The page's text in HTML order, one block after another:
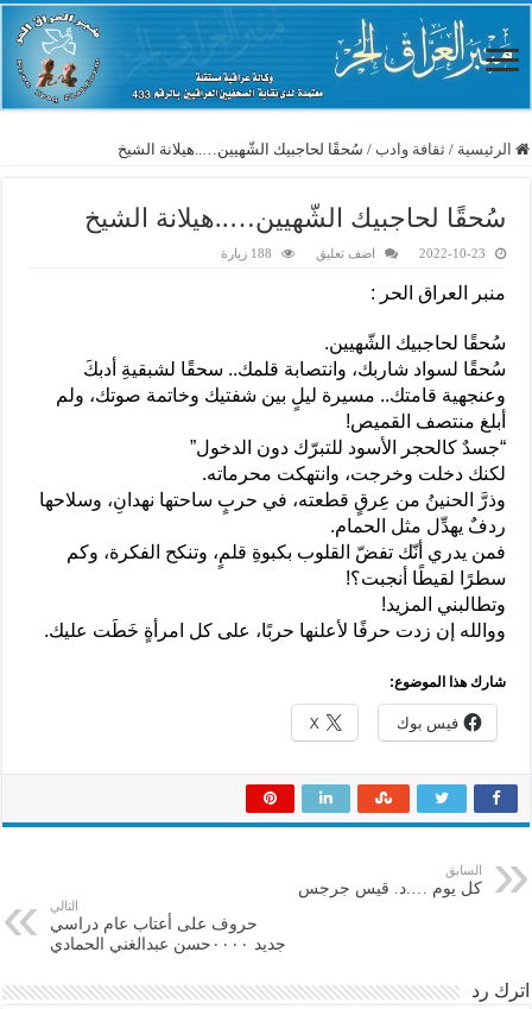
الرئيسية / ثقافة وادب / سُحقًا لحاجبيك الشّهيين…..هيلانة الشيخ
سُحقًا لحاجبيك الشّهيين…..هيلانة الشيخ
2022-10-23 اضف تعليق 188 زيارة
منبر العراق الحر :
سُحقًا لحاجبيك الشّهيين.
سُحقًا لسواد شاربك، وانتصابة قلمك.. سحقًا لشبقيةِ أدبكَ
وعنجهية قامتك.. مسيرة ليلٍ بين شفتيك وخاتمة صوتك، ولم
أبلغ منتصف القميص!
“جسدٌ كالحجر الأسود للتبرّك دون الدخول”
لكنك دخلت وخرجت، وانتهكت محرماته.
وذرَّ الحنينُ من عِرقٍ قطعته، في حربٍ ساحتها نهدانِ، وسلاحها
ردفٌ يهدِّل مثل الحمام.
فمن يدري أنّك تفضّ القلوب بكبوةِ قلمٍ، وتنكح الفكرة، وكم
سطرًا لقيطًا أنجبت؟!
وتطالبني المزيد!
ووالله إن زدت حرفًا لأعلنها حربًا، على كل امرأةٍ خَطَت عليك.
شارك هذا الموضوع:
فيس بوك X
السابق
كل يوم ….د. قيس جرجس
التالي
حروف على أعتاب عام دراسي
جديد ٠٠٠٠حسن عبدالغني الحمادي
اترك رد